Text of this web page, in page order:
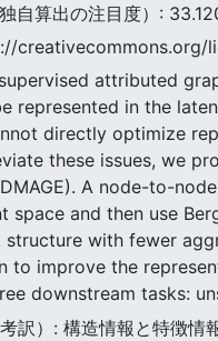
自算出の注目度）:
creativecommons.org/
attributed
represented in the
directly optimize
these issues, we
A node-to-
space and then use
structure with fewer
to improve the
downstream tasks:
訳）: 構造情報と特徴情